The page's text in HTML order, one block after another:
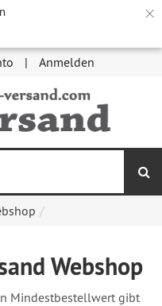
×
Anmelden
Webshop
Mindestbestellwert gibt